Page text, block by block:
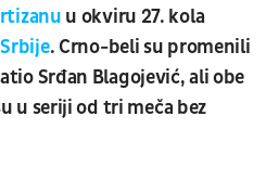
u okviru 27. kola
. Crno-beli su promenili
Srđan Blagojević, ali obe
u seriji od tri meča bez